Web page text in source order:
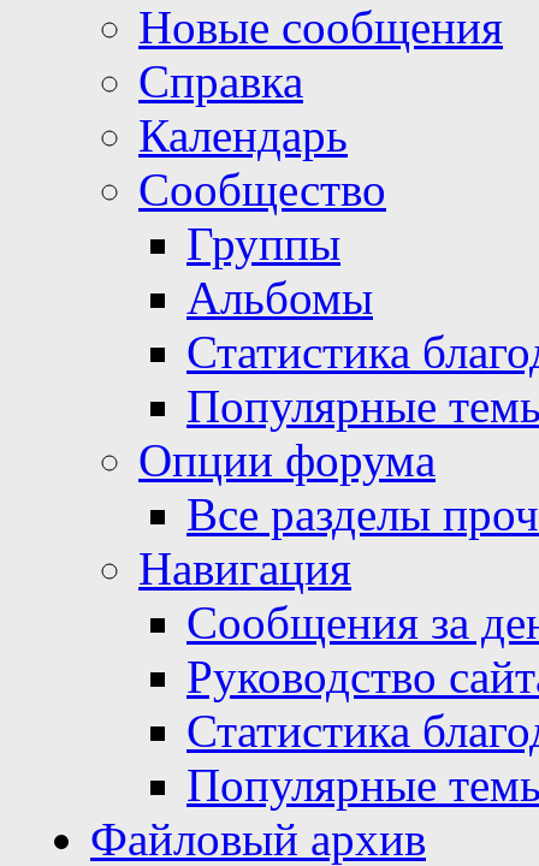
Новые сообщения
Справка
Календарь
Сообщество
Группы
Альбомы
Статистика
Популярные
Опции форума
Все разделы
Навигация
Сообщения за
Руководство
Статистика
Популярные
Файловый архив